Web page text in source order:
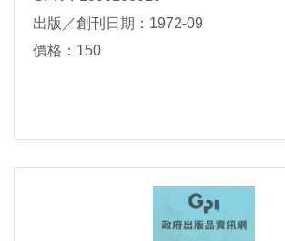
出版／創刊日期：1972-09
價格：150